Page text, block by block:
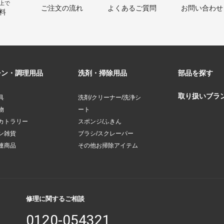
で
ご注文の流れ よくあるご質問 お問い合わせ
・調理用品
トラリー
雑貨
商品
洗剤・掃除用品
洗剤/クリーナー/洗浄シ
ート
スポンジ/ふきん
ブラシ/スクレーパー
その他お掃除アイテム
部品を探す
取り扱いブラ
修理に関するご相談
0120-054321